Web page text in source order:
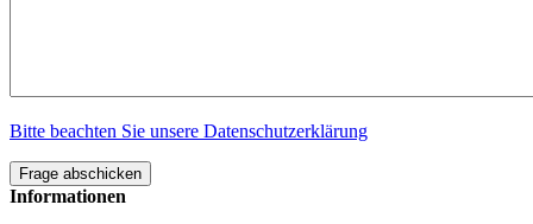
Bitte beachten Sie unsere Datenschutzerklärung
Frage abschicken
Informationen